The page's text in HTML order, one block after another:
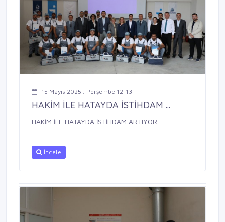
15 Mayıs 2025 , Perşembe 12:13
HAKİM İLE HATAYDA İSTİHDAM ...
HAKİM İLE HATAYDA İSTİHDAM ARTIYOR
İncele